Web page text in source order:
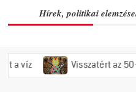
Hírek, politikai
Visszatért az 50-es évek